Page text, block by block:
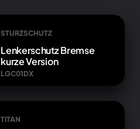
STURZSCHUTZ
Lenkerschutz Bremse
kurze Version
LGC01DX
TITAN